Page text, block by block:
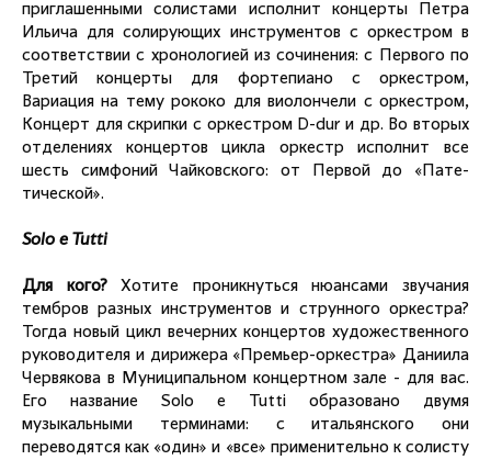
приглашенными солистами исполнит концерты Петра
Ильича для солирующих инструментов с оркестром в
соответствии с хронологией из сочинения: с Первого по
Третий концерты для фортепиано с оркестром,
Вариация на тему рококо для виолончели с оркестром,
Концерт для скрипки с оркестром D-dur и др. Во вторых
отделениях концертов цикла оркестр исполнит все
шесть симфоний Чайковского: от Первой до «Пате-
тической».
Solo e Tutti
Для кого?Хотите проникнуться нюансами звучания
тембров разных инструментов и струнного оркестра?
Тогда новый цикл вечерних концертов художественного
руководителя и дирижера «Премьер-оркестра» Даниила
Червякова в Муниципальном концертном зале - для вас.
Его название Solo e Tutti образовано двумя
музыкальными терминами: с итальянского они
переводятся как «один» и «все» применительно к солисту